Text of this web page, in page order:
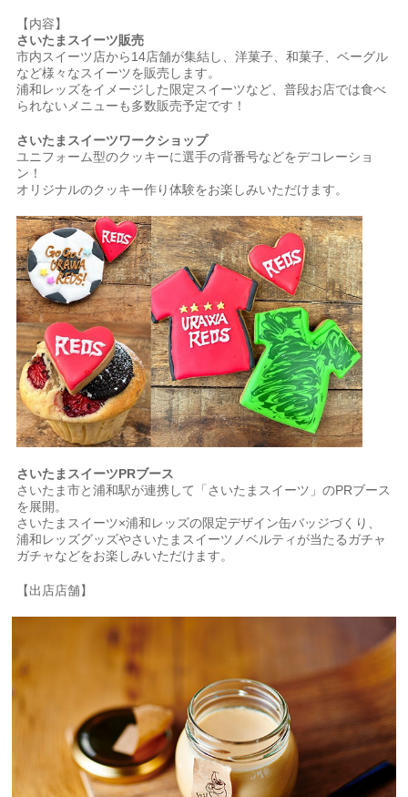
【内容】
さいたまスイーツ販売
市内スイーツ店から14店舗が集結し、洋菓子、和菓子、ベーグル
など様々なスイーツを販売します。
浦和レッズをイメージした限定スイーツなど、普段お店では食べ
られないメニューも多数販売予定です！
さいたまスイーツワークショップ
ユニフォーム型のクッキーに選手の背番号などをデコレーショ
ン！
オリジナルのクッキー作り体験をお楽しみいただけます。
さいたまスイーツPRブース
さいたま市と浦和駅が連携して「さいたまスイーツ」のPRブース
を展開。
さいたまスイーツ×浦和レッズの限定デザイン缶バッジづくり、
浦和レッズグッズやさいたまスイーツノベルティが当たるガチャ
ガチャなどをお楽しみいただけます。
【出店店舗】